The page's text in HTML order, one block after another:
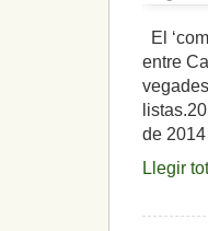
El
entre
de
Llegir